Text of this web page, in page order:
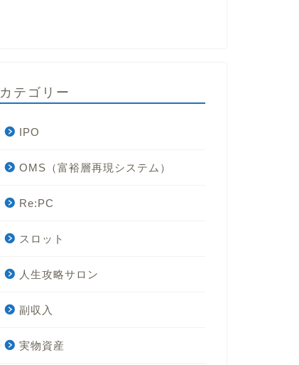
カテゴリー
IPO
OMS（富裕層再現システム）
Re:PC
スロット
人生攻略サロン
副収入
実物資産